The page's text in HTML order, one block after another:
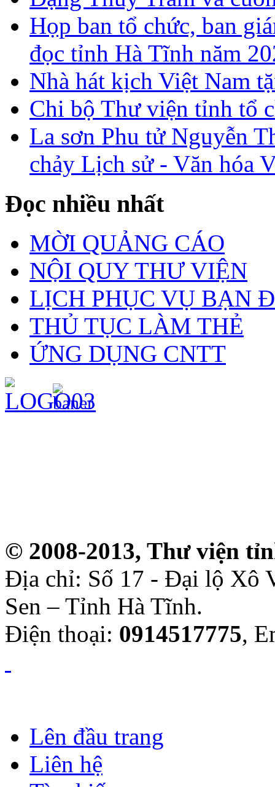
Họp ban tổ chức, ban
đọc tỉnh Hà Tĩnh năm
Nhà hát kịch Việt Nam
Chi bộ Thư viện tỉnh tổ
La sơn Phu tử Nguyễn
chảy Lịch sử - Văn hóa
Đọc nhiều nhất
MỜI QUẢNG CÁO
NỘI QUY THƯ VIỆN
LỊCH PHỤC VỤ BẠN
THỦ TỤC LÀM THẺ
ỨNG DỤNG CNTT
© 2008-2013, Thư viện
Địa chỉ: Số 17 - Đại lộ Xô
Sen – Tỉnh Hà Tĩnh.
Điện thoại: 0914517775,
Lên đầu trang
Liên hệ